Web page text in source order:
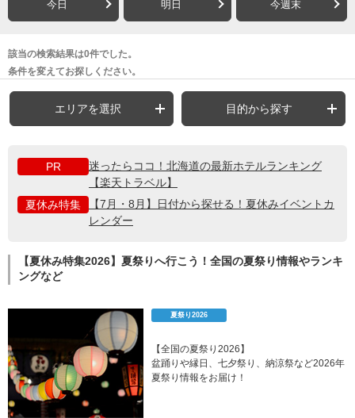
今日 明日 今週末
該当の検索結果は0件でした。
条件を変えてお探しください。
エリアを選択 目的から探す
PR
迷ったらココ！北海道の最新ホテルランキング
【楽天トラベル】
夏休み特集
【7月・8月】日付から探せる！夏休みイベントカ
レンダー
【夏休み特集2026】夏祭りへ行こう！全国の夏祭り情報やランキ
ングなど
夏祭り2026
【全国の夏祭り2026】
盆踊りや縁日、七夕祭り、納涼祭など2026年
夏祭り情報をお届け！